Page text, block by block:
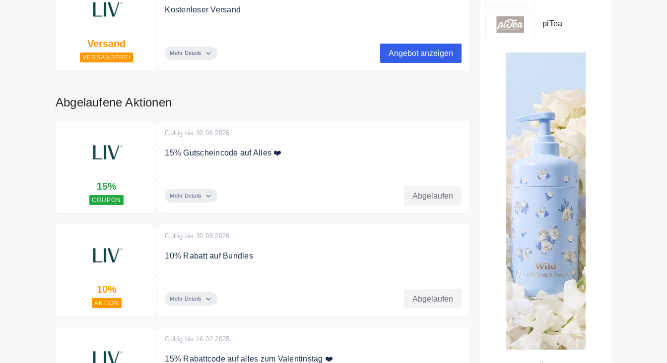
Versand
VERSANDFREI
Kostenloser Versand
Mehr Details Angebot anzeigen
Abgelaufene Aktionen
15%
COUPON
Gültig bis 30.06.2026
15% Gutscheincode auf Alles ❤️
Mehr Details Abgelaufen
10%
AKTION
Gültig bis 30.06.2026
10% Rabatt auf Bundles
Mehr Details Abgelaufen
Gültig bis 16.02.2025
15% Rabattcode auf alles zum Valentinstag ❤️
piTea